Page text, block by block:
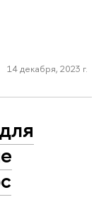
14 декабря, 2023 г.